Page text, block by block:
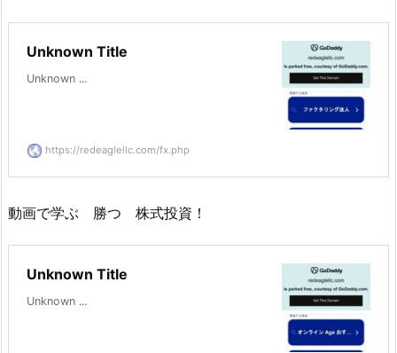
Unknown Title
Unknown ...
https://redeaglellc.com/fx.php
動画で学ぶ 勝つ 株式投資！
Unknown Title
Unknown ...